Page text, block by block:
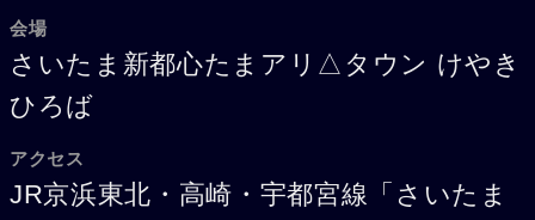
会場
さいたま新都心たまアリ△タウン けやき
ひろば
アクセス
JR京浜東北・高崎・宇都宮線「さいたま